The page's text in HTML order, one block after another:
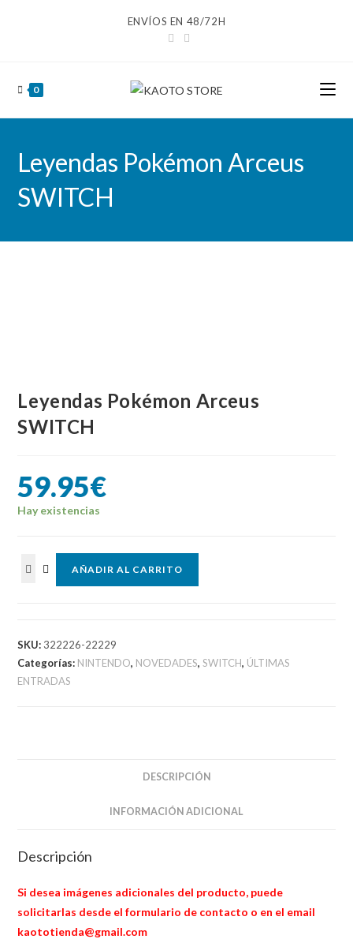
ENVÍOS EN 48/72H
0
Leyendas Pokémon Arceus
SWITCH
Leyendas Pokémon Arceus
SWITCH
59.95€
Hay existencias
cantidad
AÑADIR AL CARRITO
SKU: 322226-22229
Categorías: NINTENDO, NOVEDADES,SWITCH, ÚLTIMAS
ENTRADAS
DESCRIPCIÓN
INFORMACIÓN ADICIONAL
Descripción
Si desea imágenes adicionales del producto, puede
solicitarlas desde el formulario de contacto o en el email
kaototienda@gmail.com